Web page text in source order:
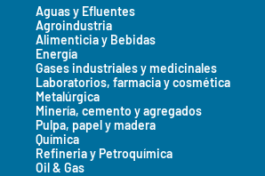
Aguas y Efluentes
Agroindustria
Alimenticia y Bebidas
Energía
Gases industriales y medicinales
Laboratorios, farmacia y cosmética
Metalúrgica
Minería, cemento y agregados
Pulpa, papel y madera
Química
Refineria y Petroquímica
Oil & Gas